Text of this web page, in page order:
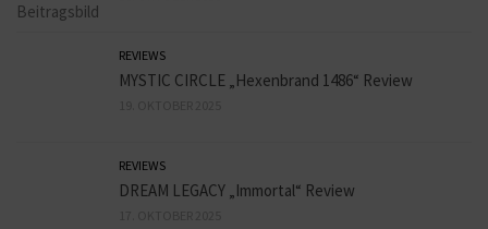
REVIEWS
MYSTIC CIRCLE „Hexenbrand 1486“ Review
REVIEWS
DREAM LEGACY „Immortal“ Review